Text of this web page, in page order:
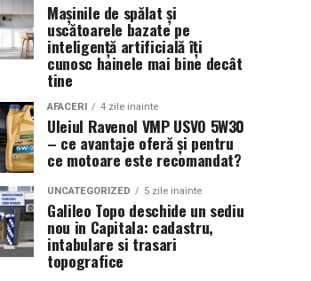
Mașinile de spălat și
uscătoarele bazate pe
inteligență artificială îți
cunosc hainele mai bine decât
tine
AFACERI 4 zile inainte
Uleiul Ravenol VMP USVO 5W30
– ce avantaje oferă și pentru
ce motoare este recomandat?
UNCATEGORIZED 5 zile inainte
Galileo Topo deschide un sediu
nou in Capitala: cadastru,
intabulare si trasari
topografice